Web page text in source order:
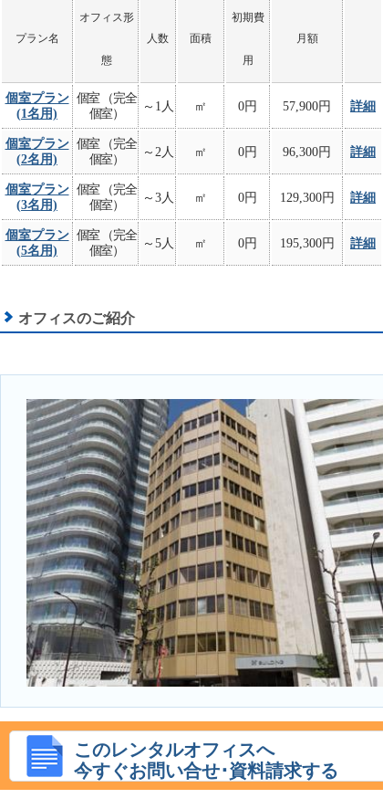
プラン名
オフィス形
態
人数 面積
初期費
用
月額
個室プラン
(1名用)
個室 （完全
個室）
～1人 ㎡ 0円 57,900円 詳細
個室プラン
(2名用)
個室 （完全
個室）
～2人 ㎡ 0円 96,300円 詳細
個室プラン
(3名用)
個室 （完全
個室）
～3人 ㎡ 0円 129,300円 詳細
個室プラン
(5名用)
個室 （完全
個室）
～5人 ㎡ 0円 195,300円 詳細
オフィスのご紹介
このレンタルオフィスへ
今すぐお問い合せ･資料請求する